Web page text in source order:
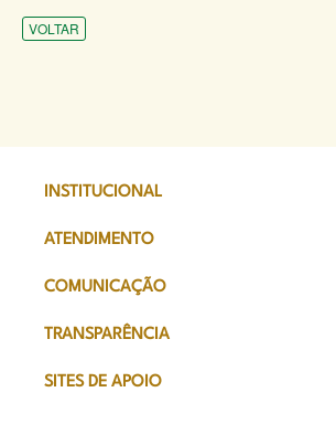
VOLTAR
INSTITUCIONAL
ATENDIMENTO
COMUNICAÇÃO
TRANSPARÊNCIA
SITES DE APOIO